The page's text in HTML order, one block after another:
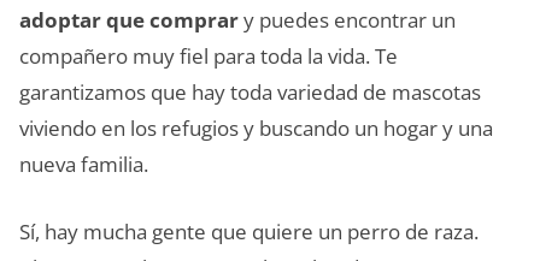
adoptar que comprary puedes encontrar un
compañero muy fiel para toda la vida. Te
garantizamos que hay toda variedad de mascotas
viviendo en los refugios y buscando un hogar y una
nueva familia.
Sí, hay mucha gente que quiere un perro de raza.